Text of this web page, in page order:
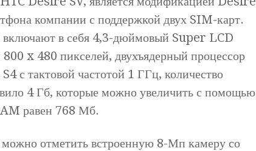
компании с поддержкой двух SIM-карт.
включают в себя 4,3-дюймовый Super LCD
x 480 пикселей, двухъядерный процессор
с тактовой частотой 1 ГГц, количество
4 Гб, которые можно увеличить с помощью
равен 768 Мб.
можно отметить встроенную 8-Мп камеру со